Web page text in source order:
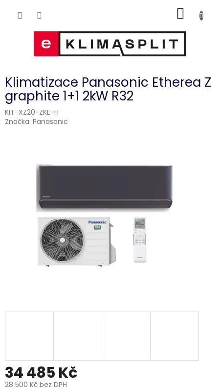
KOŠÍK
Klimatizace Panasonic Etherea Z
graphite 1+1 2kW R32
KIT-XZ20-ZKE-H
Značka: Panasonic
34 485 Kč
28 500 Kč bez DPH